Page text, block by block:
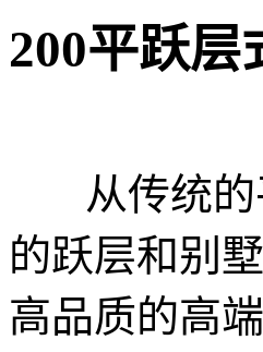
200平跃
从传统的
的跃层和别
高品质的高